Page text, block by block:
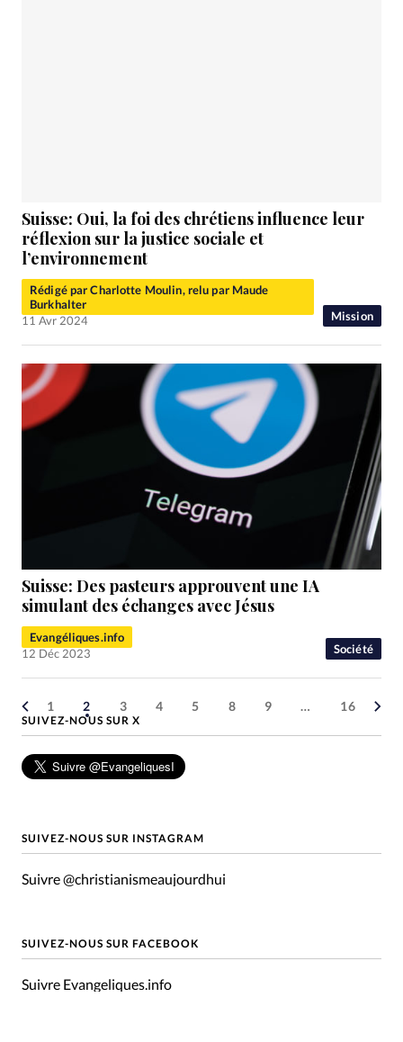
Mission
Suisse: Oui, la foi des chrétiens influence leur
réflexion sur la justice sociale et
l’environnement
Rédigé par Charlotte Moulin, relu par Maude
Burkhalter
11 Avr 2024
Société
Suisse: Des pasteurs approuvent une IA
simulant des échanges avec Jésus
Evangéliques.info
12 Déc 2023
1 2 3 4 5 8 9 … 16
SUIVEZ-NOUS SUR X
SUIVEZ-NOUS SUR INSTAGRAM
Suivre @christianismeaujourdhui
SUIVEZ-NOUS SUR FACEBOOK
Suivre Evangeliques.info